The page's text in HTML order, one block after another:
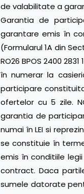
de valabilitate a
Garantia de
garantare emis în
(Formularul 1A din
RO26 BPOS 2400
în numerar la
participare
ofertelor cu 5 zile.
garantia de
numai în LEI si
se constituie în
emis în conditiile
contract. Daca
sumele datorate